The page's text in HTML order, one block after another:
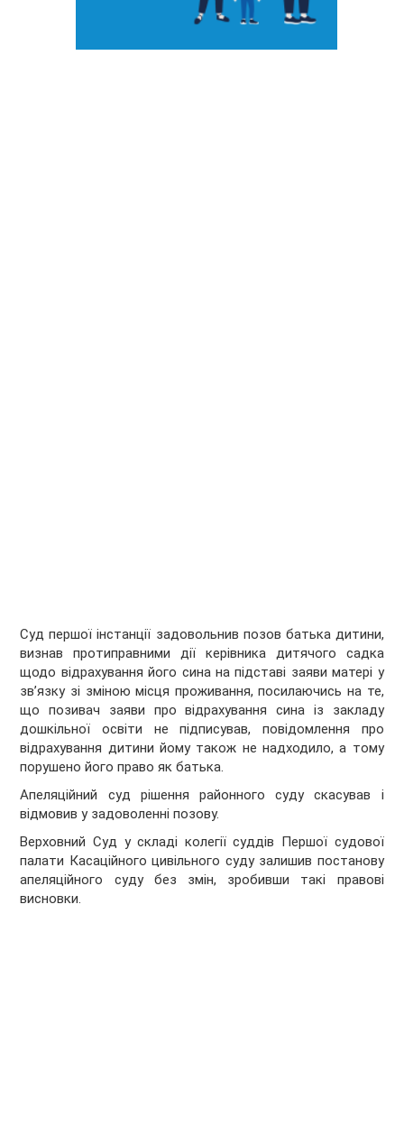
Суд першої інстанції задовольнив позов батька дитини,
визнав протиправними дії керівника дитячого садка
щодо відрахування його сина на підставі заяви матері у
зв’язку зі зміною місця проживання, посилаючись на те,
що позивач заяви про відрахування сина із закладу
дошкільної освіти не підписував, повідомлення про
відрахування дитини йому також не надходило, а тому
порушено його право як батька.
Апеляційний суд рішення районного суду скасував і
відмовив у задоволенні позову.
Верховний Суд у складі колегії суддів Першої судової
палати Касаційного цивільного суду залишив постанову
апеляційного суду без змін, зробивши такі правові
висновки.